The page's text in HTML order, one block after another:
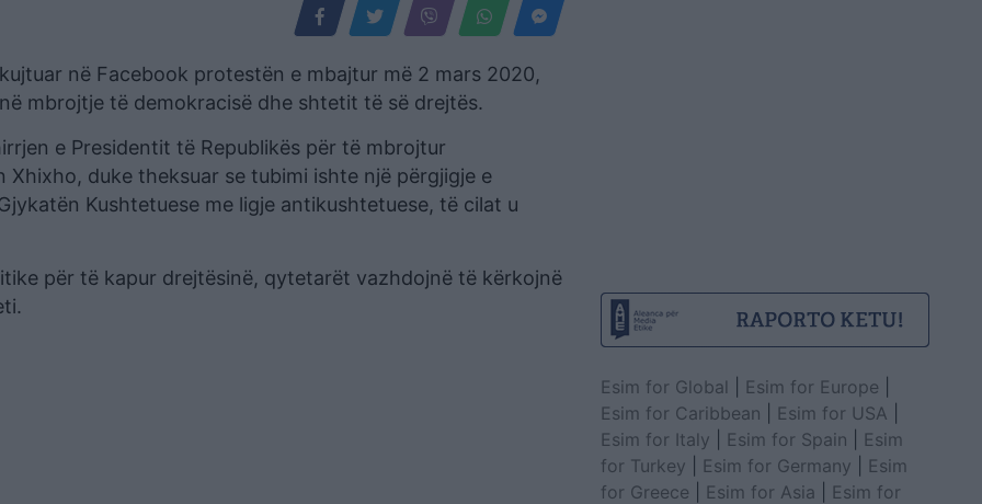
në Facebook protestën e mbajtur më 2 mars 2020,
mbrojtje të demokracisë dhe shtetit të së drejtës.
e Presidentit të Republikës për të mbrojtur
duke theksuar se tubimi ishte një përgjigje e
Kushtetuese me ligje antikushtetuese, të cilat u
për të kapur drejtësinë, qytetarët vazhdojnë të kërkojnë
Esim for Global Esim for Europe
Esim for Caribbean
Esim for USA
Esim for Italy
Esim for Spain
Esim
for Turkey
Esim for Germany
Esim
for Greece
Esim for Asia
Esim for